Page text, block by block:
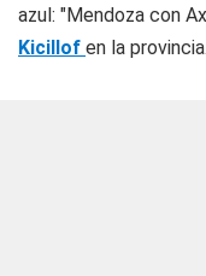
azul: "Mendoza con
Kicillof en la provincia.